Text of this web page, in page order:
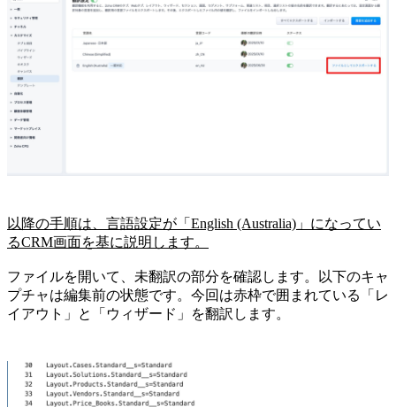
以降の手順は、言語設定が「English (Australia)」になってい
るCRM画面を基に説明します。
ファイルを開いて、未翻訳の部分を確認します。以下のキャ
プチャは編集前の状態です。今回は赤枠で囲まれている「レ
イアウト」と「ウィザード」を翻訳します。